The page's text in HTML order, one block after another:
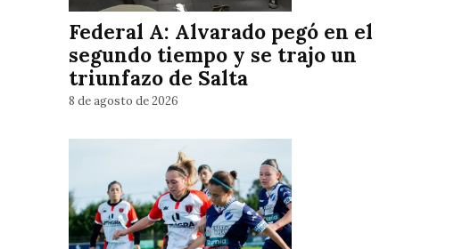
Federal A: Alvarado pegó en el
segundo tiempo y se trajo un
triunfazo de Salta
8 de agosto de 2026